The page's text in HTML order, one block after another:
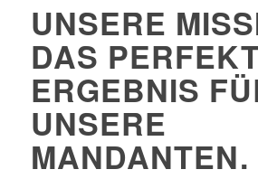
UNSERE
DAS
ERGEBNIS
UNSERE
MANDANTEN.